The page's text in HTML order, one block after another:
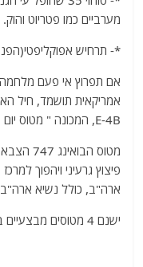
מערביים כמו פטריוט והוק.
*- תרחיש
אם תפרוץ אי פעם מלחמה
אמריקאית תושמד, חיל
E-4B, המכונה " מטוס יום הדין ", בכוננות 24/7.
פיצוץ גרעיני ויהפוך
ארה"ב, כולל נשיא
ישנם 4 מטוסים מבצעיים ברשות חיל האוויר האמריקאי.